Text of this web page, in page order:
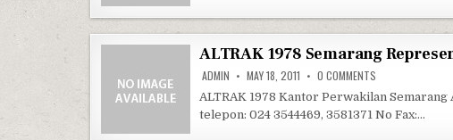
ALTRAK 1978 Semarang
ADMIN MAY 18, 2011 0 COMMENTS
ALTRAK 1978 Kantor Perwakilan
telepon: 024 3544469, 3581371 No Fax:…